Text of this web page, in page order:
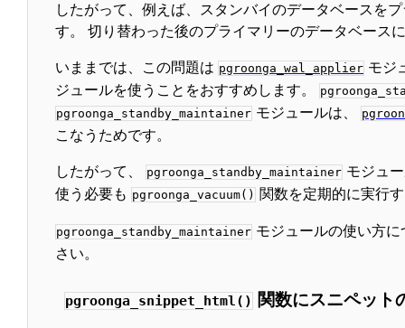
したがって、例えば、スタンバイのデータベースを
す。 切り替わった後のプライマリーのデータベース
いままでは、この問題は pgroonga_wal_applier モジ
ジュールを使うことをおすすめします。
pgroonga_standby_maintainer モジュールは、
こなうためです。
したがって、 pgroonga_standby_maintainer モジュ
使う必要も pgroonga_vacuum() 関数を定期的に実行
pgroonga_standby_maintainer モジュールの使い方に
さい。
pgroonga_snippet_html() 関数にスニペット